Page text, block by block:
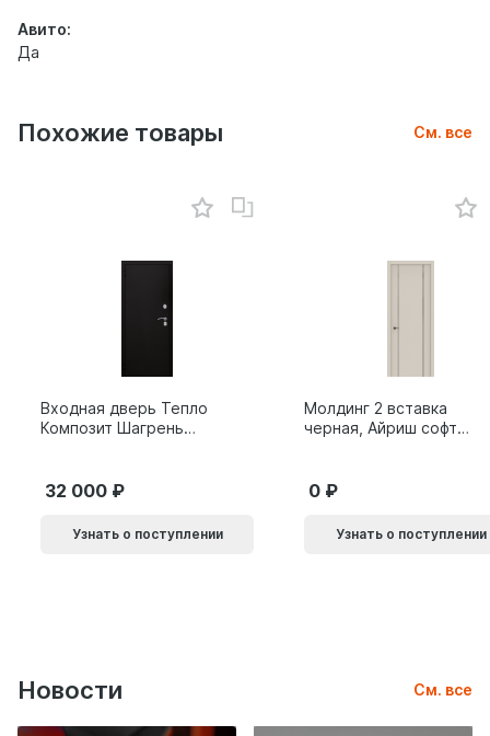
Авито:
Да
Похожие товары См. все
Входная дверь Тепло
Композит Шагрень
32 000
Узнать о поступлении
Молдинг 2 вставка
черная, Айриш софт
0
Узнать о поступлении
Новости См. все